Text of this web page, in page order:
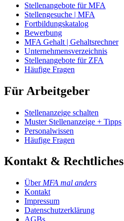
Stellenangebote für MFA
Stellengesuche | MFA
Fortbildungskatalog
Bewerbung
MFA Gehalt | Gehaltsrechner
Unternehmensverzeichnis
Stellenangebote für ZFA
Häufige Fragen
Für Arbeitgeber
Stellenanzeige schalten
Muster Stellenanzeige + Tipps
Personalwissen
Häufige Fragen
Kontakt & Rechtliches
Über MFA mal anders
Kontakt
Impressum
Datenschutzerklärung